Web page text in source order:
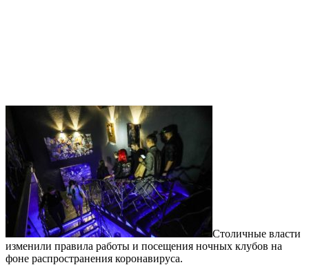
Столичные власти
изменили правила работы и посещения ночных клубов на
фоне распространения коронавируса.